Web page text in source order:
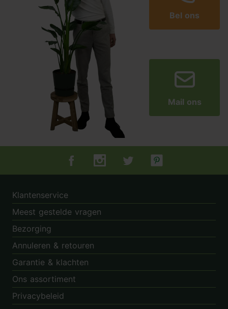
Bel ons
Mail ons
Tuincentrum.nl op Facebook
Tuincentrum.nl op Instagram
Tuincentrum.nl op Twitter
Tuincentrum.nl op
Klantenservice
Meest gestelde vragen
Bezorging
Annuleren & retouren
Garantie & klachten
Ons assortiment
Privacybeleid